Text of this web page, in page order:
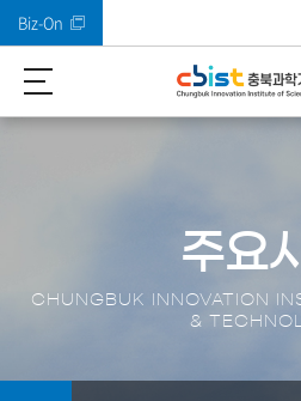
Biz-On
주요
CHUNGBUK INNOVATION
&